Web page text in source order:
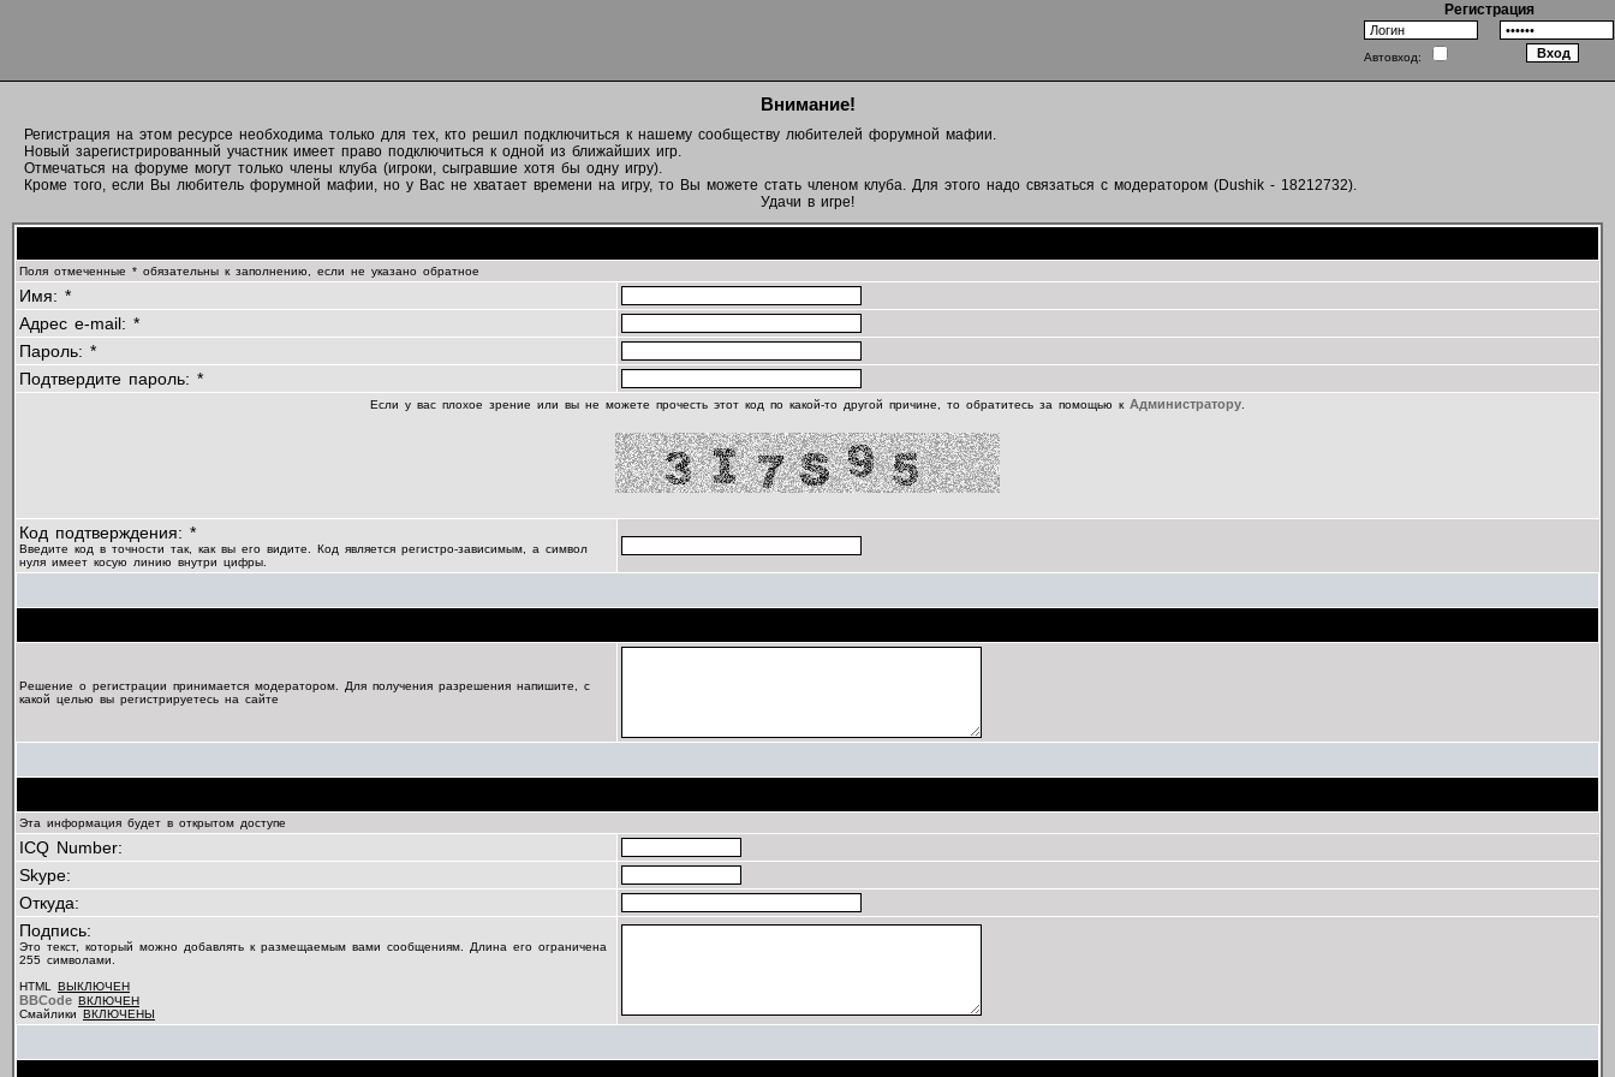
Регистрация
Автовход:
Внимание!
Регистрация на этом ресурсе необходима только для тех, кто решил подключиться к нашему сообществу любителей форумной мафии.
Новый зарегистрированный участник имеет право подключиться к одной из ближайших игр.
Отмечаться на форуме могут только члены клуба (игроки, сыгравшие хотя бы одну игру).
Кроме того, если Вы любитель форумной мафии, но у Вас не хватает времени на игру, то Вы можете стать членом клуба. Для этого надо связаться с модератором (Dushik - 18212732).
Удачи в игре!
Поля отмеченные * обязательны к заполнению, если не указано обратное
Имя: *
Адрес e-mail: *
Пароль: *
Подтвердите пароль: *
Если у вас плохое зрение или вы не можете прочесть этот код по какой-то другой причине, то обратитесь за помощью к Администратору
Код подтверждения: *
Введите код в точности так, как вы его видите. Код является регистро-зависимым, а символ
нуля имеет косую линию внутри цифры.
Решение о регистрации принимается модератором. Для получения разрешения напишите, с
какой целью вы регистрируетесь на сайте
Эта информация будет в открытом доступе
ICQ Number:
Skype:
Откуда:
Подпись:
Это текст, который можно добавлять к размещаемым вами сообщениям. Длина его ограничена
255 символами.
HTML ВЫКЛЮЧЕН
BBCode ВКЛЮЧЕН
Смайлики ВКЛЮЧЕНЫ